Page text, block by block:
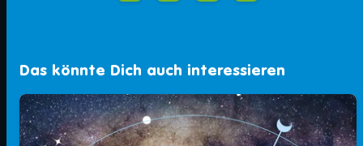
Das könnte Dich auch interessieren